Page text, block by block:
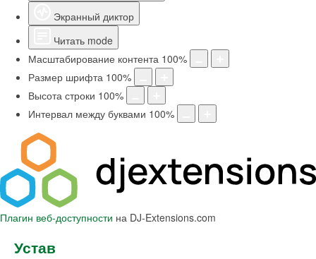
Экранный диктор
Читать mode
Масштабирование контента 100%
Размер шрифта 100%
Высота строки 100%
Интервал между буквами 100%
Плагин веб-доступности на DJ-Extensions.com
Устав